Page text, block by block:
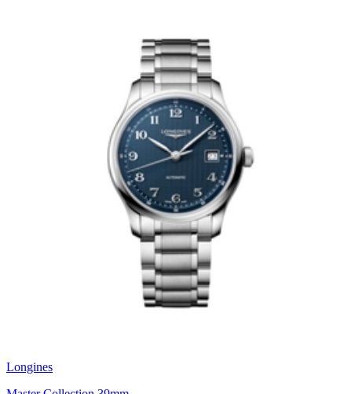
Longines